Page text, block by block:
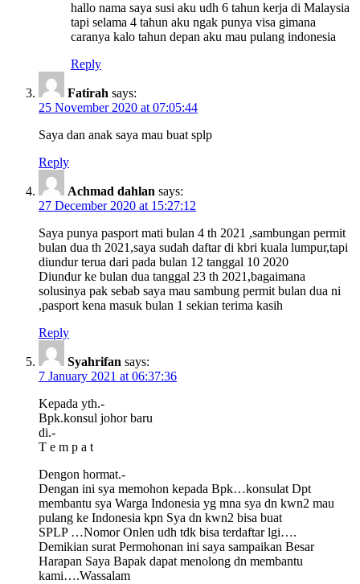
hallo nama saya susi aku udh 6 tahun kerja di Malaysia
tapi selama 4 tahun aku ngak punya visa gimana
caranya kalo tahun depan aku mau pulang indonesia
Reply
Fatirah says:
25 November 2020 at 07:05:44
Saya dan anak saya mau buat splp
Reply
Achmad dahlan says:
27 December 2020 at 15:27:12
Saya punya pasport mati bulan 4 th 2021 ,sambungan permit
bulan dua th 2021,saya sudah daftar di kbri kuala lumpur,tapi
diundur terua dari pada bulan 12 tanggal 10 2020
Diundur ke bulan dua tanggal 23 th 2021,bagaimana
solusinya pak sebab saya mau sambung permit bulan dua ni
,pasport kena masuk bulan 1 sekian terima kasih
Reply
Syahrifan says:
7 January 2021 at 06:37:36
Kepada yth.-
Bpk.konsul johor baru
di.-
T e m p a t
Dengon hormat.-
Dengan ini sya memohon kepada Bpk…konsulat Dpt
membantu sya Warga Indonesia yg mna sya dn kwn2 mau
pulang ke Indonesia kpn Sya dn kwn2 bisa buat
SPLP …Nomor Onlen udh tdk bisa terdaftar lgi….
Demikian surat Permohonan ini saya sampaikan Besar
Harapan Saya Bapak dapat menolong dn membantu
kami….Wassalam